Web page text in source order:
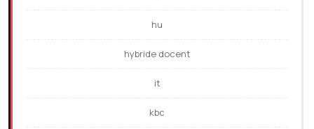
hu
hybride docent
it
kbc